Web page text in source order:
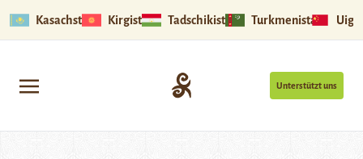
Kasachstan Kirgistan Tadschikistan Turkmenistan
Unterstützt uns